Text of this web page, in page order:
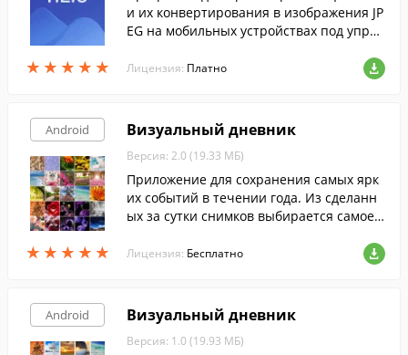
★ ★ ★ ★ ★
★ ★ ★ ★ ★
и их конвертирования в изображения JP
EG на мобильных устройствах под управ
Лицензия: Платно
Android
★ ★ ★ ★ ★
★ ★ ★ ★ ★
Визуальный дневник
Версия: 2.0 (19.33 МБ)
Приложение для сохранения самых ярк
их событий в течении года. Из сделанн
ых за сутки снимков выбирается самое л
овать этот день, и загружается в прилож
Лицензия: Бесплатно
Android Визуальный дневник
Версия: 1.0 (19.93 МБ)